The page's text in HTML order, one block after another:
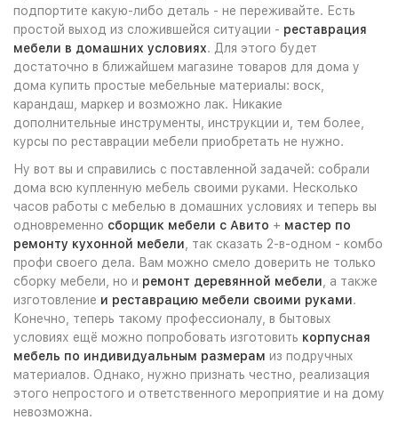
подпортите какую-либо деталь - не переживайте. Есть
простой выход из сложившейся ситуации - реставрация
мебели в домашних условиях. Для этого будет
достаточно в ближайшем магазине товаров для дома у
дома купить простые мебельные материалы: воск,
карандаш, маркер и возможно лак. Никакие
дополнительные инструменты, инструкции и, тем более,
курсы по реставрации мебели приобретать не нужно.
Ну вот вы и справились с поставленной задачей: собрали
дома всю купленную мебель своими руками. Несколько
часов работы с мебелью в домашних условиях и теперь вы
одновременно сборщик мебели с Авито + мастер по
ремонту кухонной мебели , так сказать 2-в-одном - комбо
профи своего дела. Вам можно смело доверить не только
сборку мебели, но и ремонт деревянной мебели , а также
изготовление и реставрацию мебели своими руками.
Конечно, теперь такому профессионалу, в бытовых
условиях ещё можно попробовать изготовить корпусная
мебель по индивидуальным размерам из подручных
материалов. Однако, нужно признать честно, реализация
этого непростого и ответственного мероприятие и на дому
невозможна.